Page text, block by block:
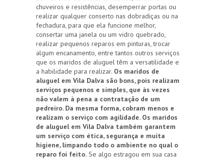
chuveiros e resistências, desemperrar portas ou
realizar qualquer conserto nas dobradiças ou na
fechadura, para que ela funcione melhor,
consertar uma janela ou um vidro quebrado,
realizar pequenos reparos em pinturas, trocar
algum encanamento, entre tantos outros serviços
que os maridos de aluguel têm a versatilidade e
a habilidade para realizar. Os maridos de
aluguel em Vila Dalva são bons, pois realizam
serviços pequenos e simples, que às vezes
não valem à pena a contratação de um
pedreiro. Da mesma forma, cobram menos e
realizam o serviço com agilidade. Os maridos
de aluguel em Vila Dalva também garantem
um serviço com ética, segurança e muita
higiene, limpando todo o ambiente no qual o
reparo foi feito. Se algo estragou em sua casa